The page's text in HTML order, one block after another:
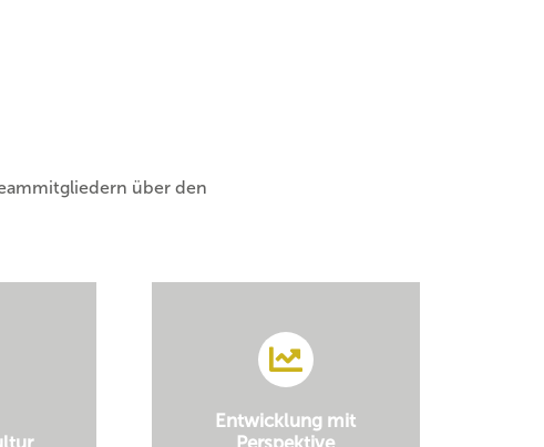
über den
Entwicklung mit